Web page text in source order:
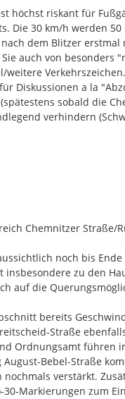
höchst riskant für
Die 30 km/h werden
dem Blitzer
auch von besonders
Diskussionen a la
sobald die
verhindern
Chemnitzer Straße/
noch bis
zu den
auf die
bereits
Ordnungsamt führen
Bebel-Straße
verstärkt.
zum